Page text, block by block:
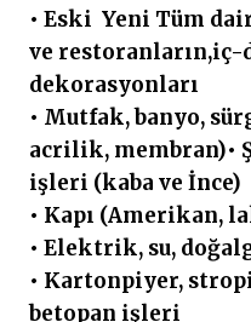
• Eski Yeni Tüm
ve restoranların,iç-
dekorasyonları
• Mutfak, banyo,
acrilik, membran)•
işleri (kaba ve İnce)
• Kapı (Amerikan,
• Elektrik, su,
• Kartonpiyer,
betopan işleri